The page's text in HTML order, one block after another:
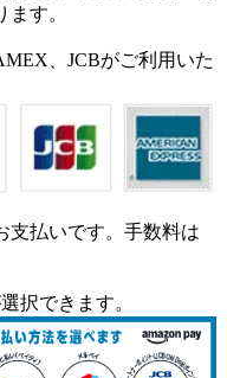
す。
、JCBがご利用いた
支払いです。手数料は
択できます。